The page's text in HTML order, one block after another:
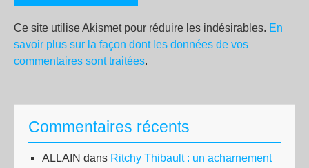
Ce site utilise Akismet pour réduire les indésirables. En
savoir plus sur la façon dont les données de vos
commentaires sont traitées.
Commentaires récents
ALLAIN dans Ritchy Thibault : un acharnement